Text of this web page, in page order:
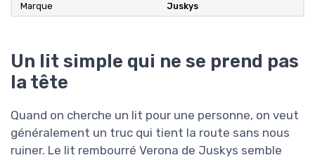
Marque ‎Juskys
Un lit simple qui ne se prend pas
la tête
Quand on cherche un lit pour une personne, on veut
généralement un truc qui tient la route sans nous
ruiner. Le lit rembourré Verona de Juskys semble